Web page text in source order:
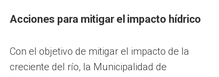
Acciones para mitigar el impacto hídrico
Con el objetivo de mitigar el impacto de la
creciente del río, la Municipalidad de